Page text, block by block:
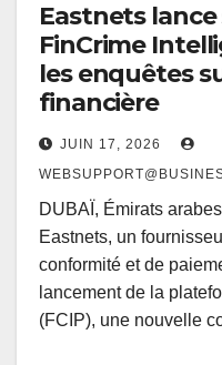
Eastnets
FinCrime
les enquêtes
financière
JUIN 17, 2026
DUBAÏ, Émirats
Eastnets, un
conformité et de
lancement de la
(FCIP), une nouvelle